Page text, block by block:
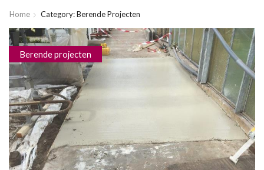
Home Category: Berende Projecten
Berende projecten